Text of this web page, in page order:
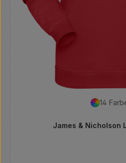
14
James & Nicholson